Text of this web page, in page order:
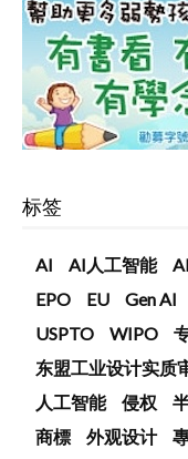
标签
AI AI人工智能
EPO
EU Gen AI
USPTO
WIPO
东盟工业设计实质
人工智能
侵权
商標
外观设计